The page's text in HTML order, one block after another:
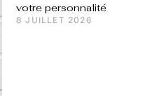
votre personnalité
8 JUILLET 2026